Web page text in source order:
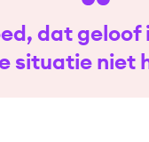
dat geloof
situatie niet